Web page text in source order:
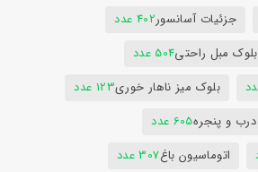
جزئیات آسانسور402 عدد
بلوک مبل راحتی504 عدد
بلوک میز ناهار خوری123 عدد
درب و پنجره605 عدد
اتوماسیون باغ307 عدد